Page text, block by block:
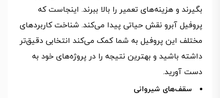
بگیرند و هزینه‌های تعمیر را بالا ببرند. اینجاست که
پروفیل آبرو نقش حیاتی پیدا می‌کند. شناخت کاربردهای
مختلف این پروفیل به شما کمک می‌کند انتخابی دقیق‌تر
داشته باشید و بهترین نتیجه را در پروژه‌های خود به
دست آورید.
سقف‌های شیروانی